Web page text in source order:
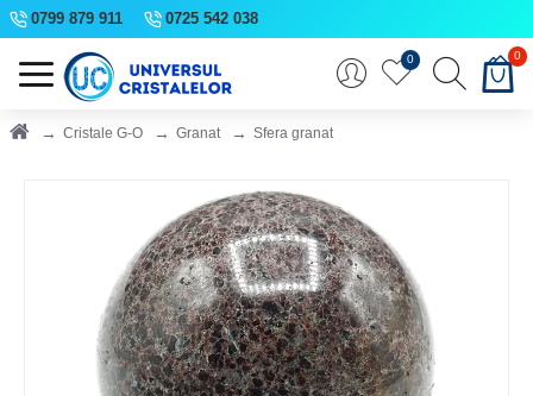
0799 879 911 0725 542 038
0 0
Cristale G-O Granat Sfera granat